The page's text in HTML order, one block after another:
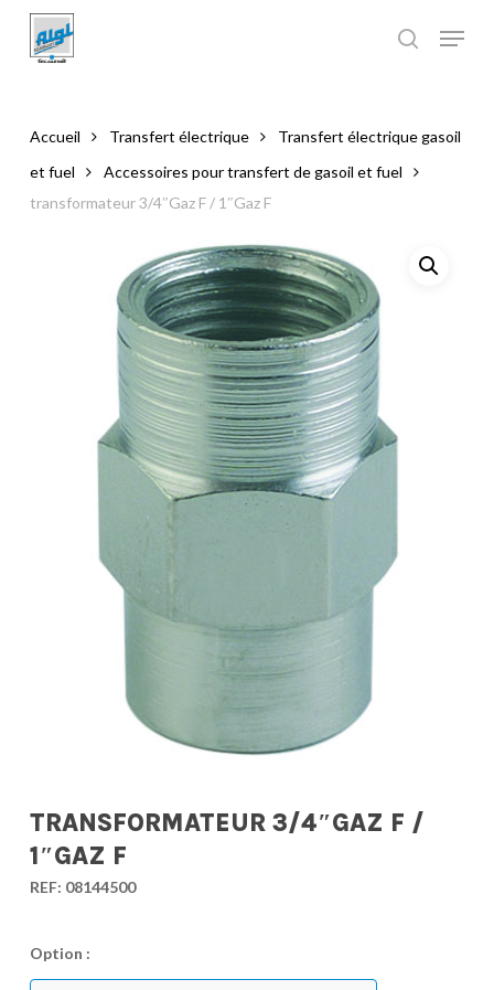
main
Accueil Transfert électrique
Transfert électrique gasoil
et fuel
Accessoires pour transfert de gasoil et fuel
transformateur 3/4″Gaz F / 1″Gaz F
TRANSFORMATEUR 3/4″GAZ F /
1″GAZ F
REF: 08144500
Option :